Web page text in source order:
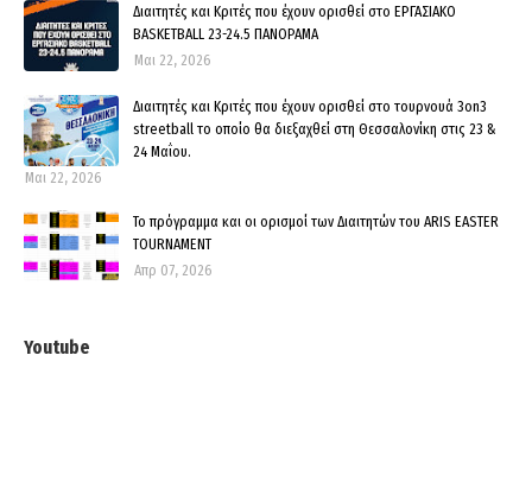
Διαιτητές και Κριτές που έχουν ορισθεί στο ΕΡΓΑΣΙΑΚΟ
BASKETBALL 23-24.5 ΠΑΝΟΡΑΜΑ
Μαι 22, 2026
Διαιτητές και Κριτές που έχουν ορισθεί στο τουρνουά 3οn3
streetball το οποίο θα διεξαχθεί στη Θεσσαλονίκη στις 23 &
24 Μαΐου.
Μαι 22, 2026
Το πρόγραμμα και οι ορισμοί των Διαιτητών του ARIS EASTER
TOURNAMENT
Απρ 07, 2026
Youtube